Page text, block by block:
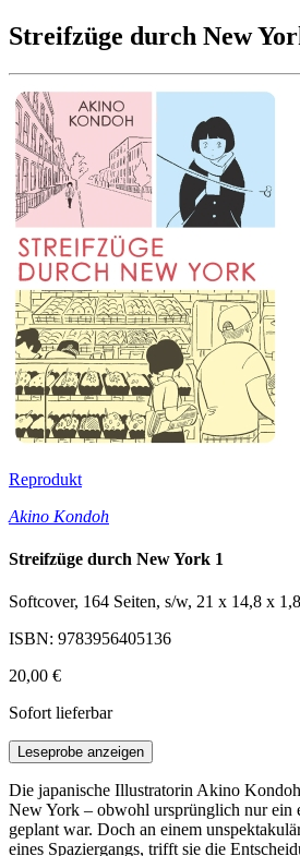
Streifzüge durch New
Reprodukt
Akino Kondoh
Streifzüge durch New York 1
Softcover, 164 Seiten, s/w, 21 x 14,8 x
ISBN: 9783956405136
20,00 €
Sofort lieferbar
Leseprobe anzeigen
Die japanische Illustratorin Akino
New York – obwohl ursprünglich nur ein
geplant war. Doch an einem
eines Spaziergangs, trifft sie die